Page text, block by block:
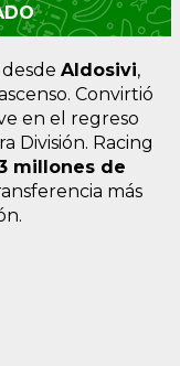
Aldosivi,
Convirtió
en el regreso
División. Racing
millones de
más